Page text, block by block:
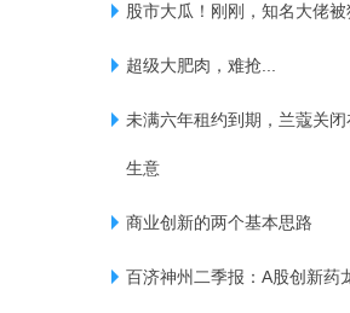
股市大瓜！刚刚，知名大佬
超级大肥肉，难抢...
未满六年租约到期，兰蔻关
生意
商业创新的两个基本思路
百济神州二季报：A股创新药